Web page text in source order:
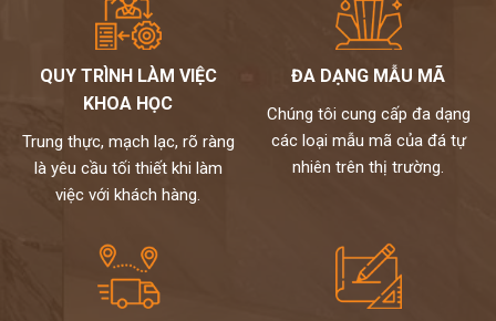
QUY TRÌNH LÀM VIỆC
KHOA HỌC
Trung thực, mạch lạc, rõ ràng
là yêu cầu tối thiết khi làm
việc với khách hàng.
ĐA DẠNG MẪU MÃ
Chúng tôi cung cấp đa dạng
các loại mẫu mã của đá tự
nhiên trên thị trường.